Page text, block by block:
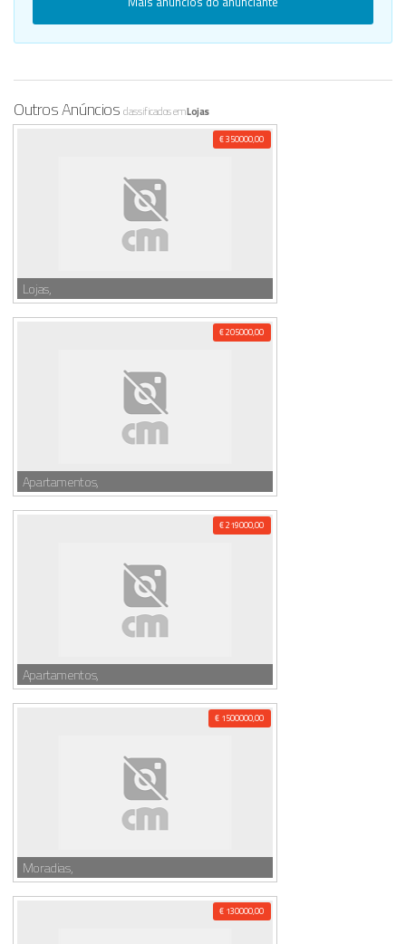
Outros Anúncios classificados emLojas
€ 350000,00
Lojas,
€ 205000,00
Apartamentos,
€ 219000,00
Apartamentos,
€ 1500000,00
Moradias,
€ 130000,00